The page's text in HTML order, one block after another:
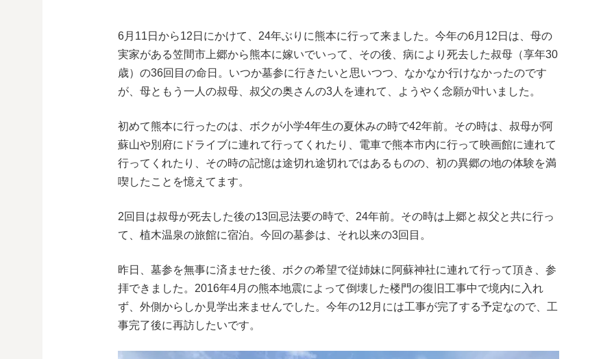
6月11日から12日にかけて、24年ぶりに熊本に行って来ました。今年の6月12日は、母の
実家がある笠間市上郷から熊本に嫁いでいって、その後、病により死去した叔母（享年30
歳）の36回目の命日。いつか墓参に行きたいと思いつつ、なかなか行けなかったのです
が、母ともう一人の叔母、叔父の奥さんの3人を連れて、ようやく念願が叶いました。
初めて熊本に行ったのは、ボクが小学4年生の夏休みの時で42年前。その時は、叔母が阿
蘇山や別府にドライブに連れて行ってくれたり、電車で熊本市内に行って映画館に連れて
行ってくれたり、その時の記憶は途切れ途切れではあるものの、初の異郷の地の体験を満
喫したことを憶えてます。
2回目は叔母が死去した後の13回忌法要の時で、24年前。その時は上郷と叔父と共に行っ
て、植木温泉の旅館に宿泊。今回の墓参は、それ以来の3回目。
昨日、墓参を無事に済ませた後、ボクの希望で従姉妹に阿蘇神社に連れて行って頂き、参
拝できました。2016年4月の熊本地震によって倒壊した楼門の復旧工事中で境内に入れ
ず、外側からしか見学出来ませんでした。今年の12月には工事が完了する予定なので、工
事完了後に再訪したいです。